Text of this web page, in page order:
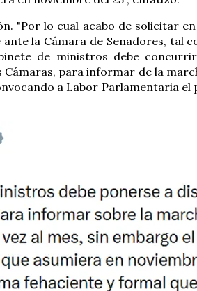
"Por lo cual acabo de solicitar
la Cámara de Senadores, tal
de ministros debe
Cámaras, para informar de la
a Labor Parlamentaria